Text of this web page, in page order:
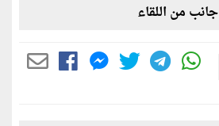
جانب من اللقاء